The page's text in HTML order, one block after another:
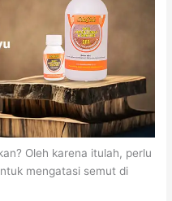
Oleh karena itulah, perlu
mengatasi semut di